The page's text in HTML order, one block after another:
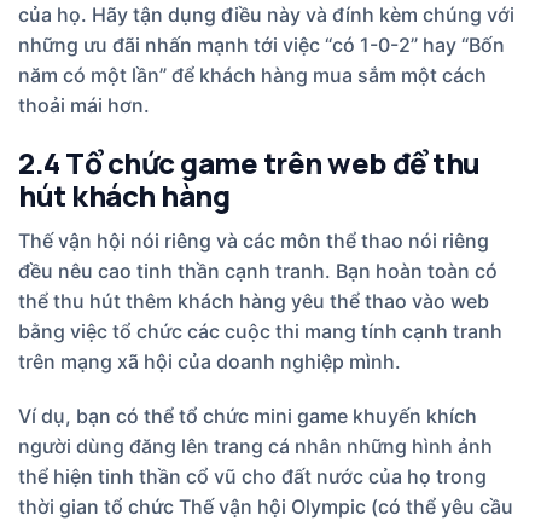
của họ. Hãy tận dụng điều này và đính kèm chúng với
những ưu đãi nhấn mạnh tới việc “có 1-0-2” hay “Bốn
năm có một lần” để khách hàng mua sắm một cách
thoải mái hơn.
2.4 Tổ chức game trên web để thu
hút khách hàng
Thế vận hội nói riêng và các môn thể thao nói riêng
đều nêu cao tinh thần cạnh tranh. Bạn hoàn toàn có
thể thu hút thêm khách hàng yêu thể thao vào web
bằng việc tổ chức các cuộc thi mang tính cạnh tranh
trên mạng xã hội của doanh nghiệp mình.
Ví dụ, bạn có thể tổ chức mini game khuyến khích
người dùng đăng lên trang cá nhân những hình ảnh
thể hiện tinh thần cổ vũ cho đất nước của họ trong
thời gian tổ chức Thế vận hội Olympic (có thể yêu cầu